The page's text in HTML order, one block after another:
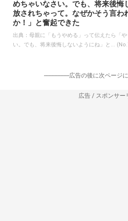
めちゃいなさい。でも、将来後悔
放されちゃって。なぜかそう言わ
か！」と奮起できた
出典： 母親に「もうやめる」って伝えたら「
い。でも、将来後悔しないようにね」と...
-----------------広告の後に次ページ
広告 / スポンサー